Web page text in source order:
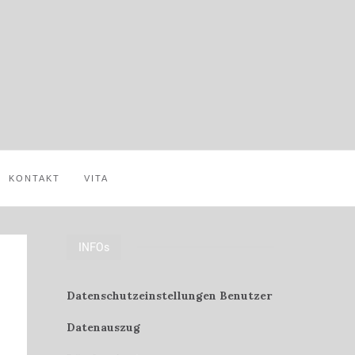
KONTAKT VITA
INFOs
Datenschutzeinstellungen Benutzer
Datenauszug